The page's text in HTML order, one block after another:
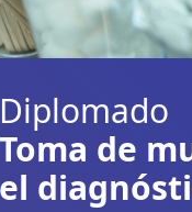
Diplomado
Toma de
el